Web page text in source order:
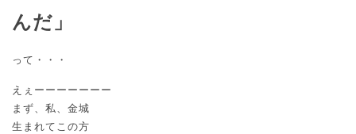
んだ」
って・・・
えぇーーーーーーー
まず、私、金城
生まれてこの方